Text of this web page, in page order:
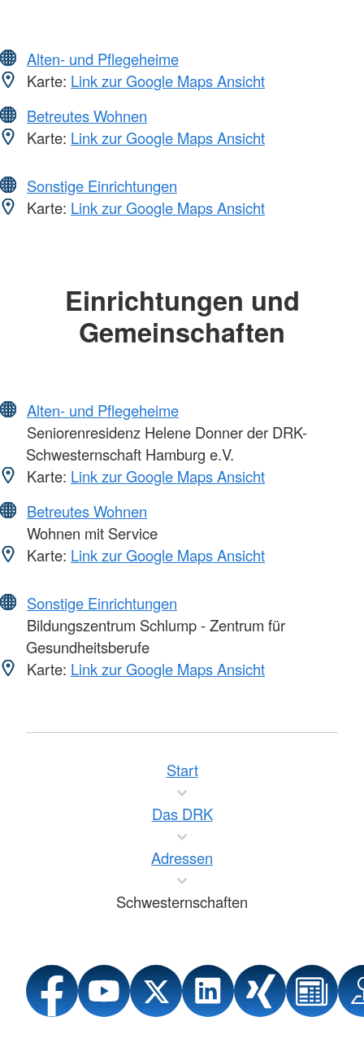
Alten- und Pflegeheime
Karte: Link zur Google Maps Ansicht
Betreutes Wohnen
Karte: Link zur Google Maps Ansicht
Sonstige Einrichtungen
Karte: Link zur Google Maps Ansicht
Einrichtungen und
Gemeinschaften
Alten- und Pflegeheime
Seniorenresidenz Helene Donner der DRK-
Schwesternschaft Hamburg e.V.
Karte: Link zur Google Maps Ansicht
Betreutes Wohnen
Wohnen mit Service
Karte: Link zur Google Maps Ansicht
Sonstige Einrichtungen
Bildungszentrum Schlump - Zentrum für
Gesundheitsberufe
Karte: Link zur Google Maps Ansicht
Start
Das DRK
Adressen
Schwesternschaften